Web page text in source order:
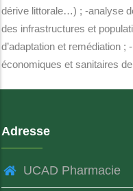
dérive littorale…) ; -analyse
des infrastructures et
d’adaptation et remédiation
économiques et sanitaires de
Adresse
UCAD Pharmacie